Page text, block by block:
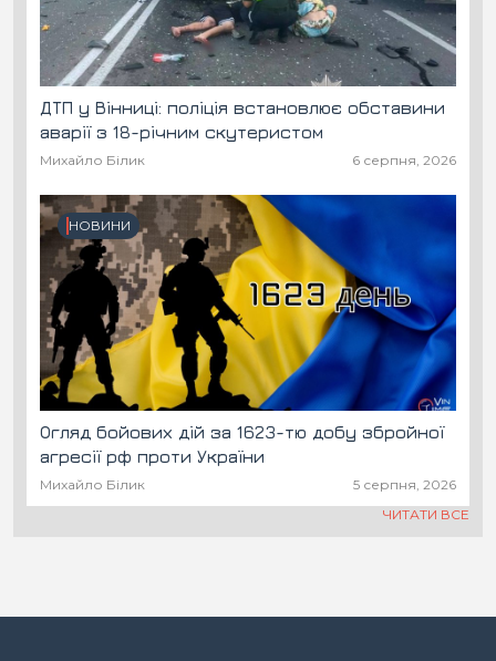
ДТП у Вінниці: поліція встановлює обставини
аварії з 18-річним скутеристом
Михайло Білик 6 серпня, 2026
НОВИНИ
Огляд бойових дій за 1623-тю добу збройної
агресії рф проти України
Михайло Білик
5 серпня, 2026
ЧИТАТИ ВСЕ